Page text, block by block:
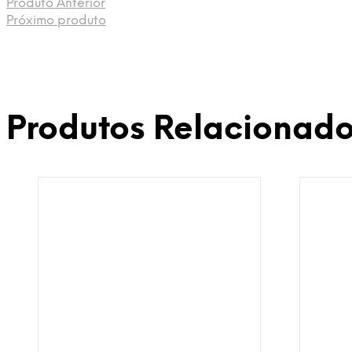
Produto Anterior
Próximo produto
Produtos